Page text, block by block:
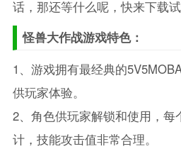
话，那还等什么呢，快来下载试
怪兽大作战游戏特色：
1、游戏拥有最经典的
供玩家体验。
2、角色供玩家解锁和使用，每
计，技能攻击值非常合理。